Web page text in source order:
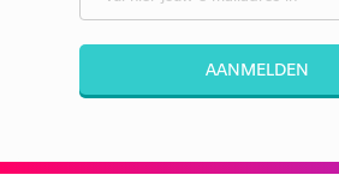
AANMELDEN